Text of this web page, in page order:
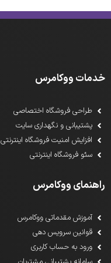
خدمات ووکامرس
طراحی فروشگاه اختصاصی
پشتیبانی و نگهداری سایت
افزایش امنیت فروشگاه اینترنتی
سئو فروشگاه اینترنتی
راهنمای ووکامرس
آموزش مقدماتی ووکامرس
قوانین سرویس دهی
ورود به حساب کاربری